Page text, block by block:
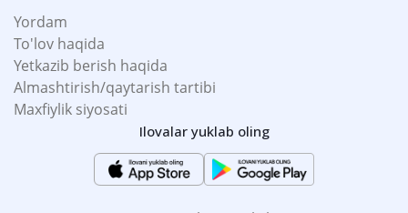
Yordam
To'lov haqida
Yetkazib berish haqida
Almashtirish/qaytarish tartibi
Maxfiylik siyosati
Ilovalar yuklab oling